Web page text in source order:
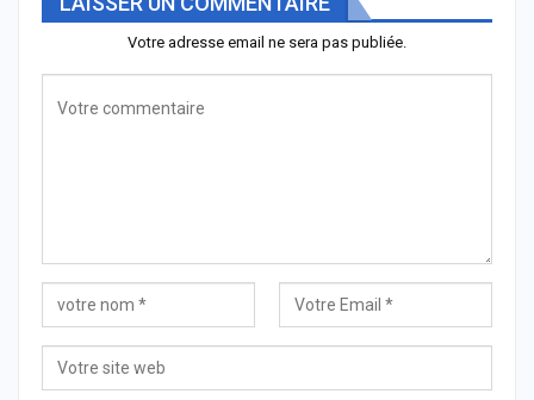
Votre adresse email ne sera pas publiée.